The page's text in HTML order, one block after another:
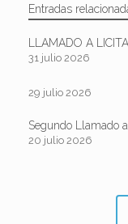
Entradas
LLAMADO A
31 julio 2026
29 julio 2026
Segundo Llamado
20 julio 2026